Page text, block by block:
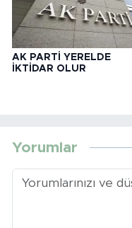
AK PARTİ YERELDE
İKTİDAR OLUR
Yorumlar